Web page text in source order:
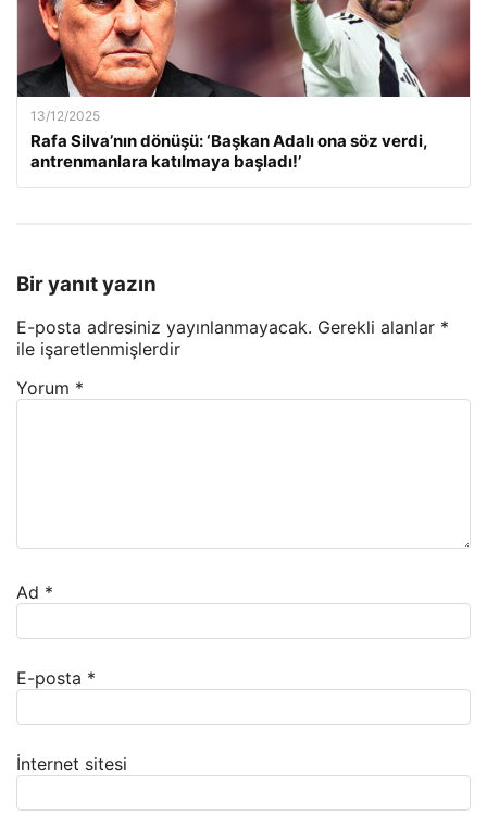
13/12/2025
Rafa Silva’nın dönüşü: ‘Başkan Adalı ona söz verdi,
antrenmanlara katılmaya başladı!’
Bir yanıt yazın
E-posta adresiniz yayınlanmayacak. Gerekli alanlar *
ile işaretlenmişlerdir
Yorum *
Ad *
E-posta *
İnternet sitesi